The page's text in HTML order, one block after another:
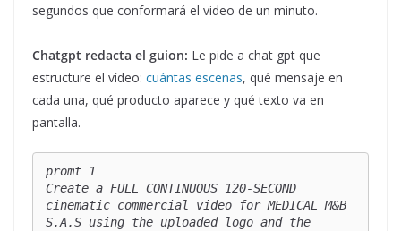
segundos que conformará el video de un minuto.
Chatgpt redacta el guion: Le pide a chat gpt que
estructure el vídeo: cuántas escenas, qué mensaje en
cada una, qué producto aparece y qué texto va en
pantalla.
promt 1
Create a FULL CONTINUOUS 120-SECOND
cinematic commercial video for MEDICAL M&B
S.A.S using the uploaded logo and the